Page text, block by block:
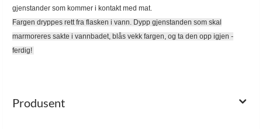
gjenstander som kommer i kontakt med mat.
Fargen dryppes rett fra flasken i vann. Dypp gjenstanden som skal
marmoreres sakte i vannbadet, blås vekk fargen, og ta den opp igjen -
ferdig!
Produsent